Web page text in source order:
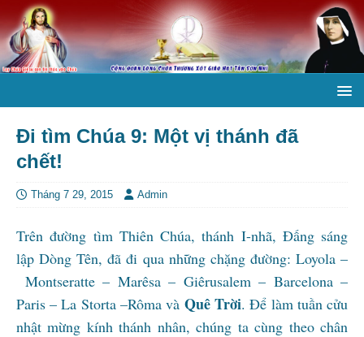
Đi tìm Chúa 9: Một vị thánh đã
chết!
Tháng 7 29, 2015 Admin
Trên đường tìm Thiên Chúa, thánh I-nhã, Đấng sáng
lập Dòng Tên, đã đi qua những chặng đường: Loyola –
Montseratte – Marêsa – Giêrusalem – Barcelona –
Paris – La Storta –Rôma vàQuê Trời. Để làm tuần cửu
nhật mừng kính thánh nhân, chúng ta cùng theo chân